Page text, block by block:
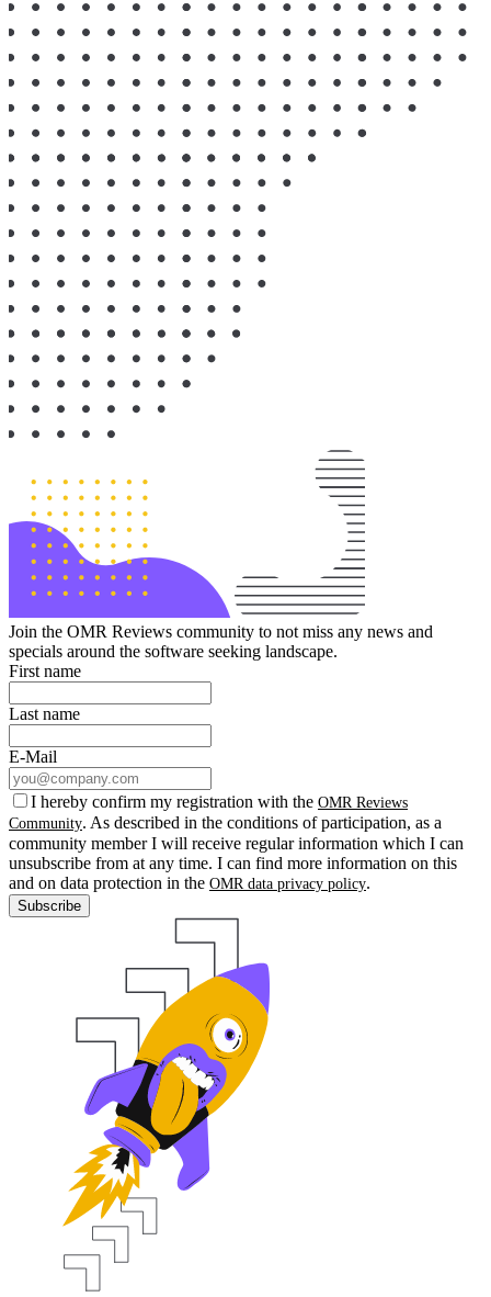
Join the OMR Reviews community to not miss any news and
specials around the software seeking landscape.
First name
Last name
E-Mail
I hereby confirm my registration with the OMR Reviews
Community. As described in the conditions of participation, as a
community member I will receive regular information which I can
unsubscribe from at any time. I can find more information on this
and on data protection in the OMR data privacy policy.
Subscribe